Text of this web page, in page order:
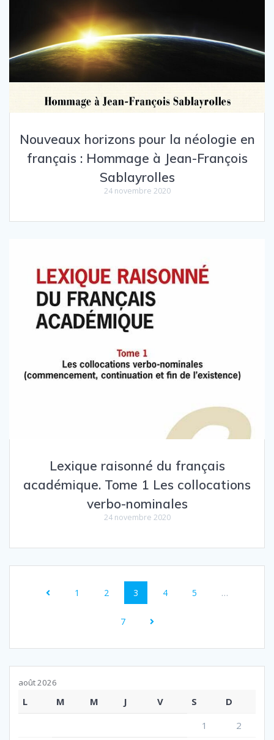
Nouveaux horizons pour la néologie en
français : Hommage à Jean-François
Sablayrolles
24 novembre 2020
Lexique raisonné du français
académique. Tome 1 Les collocations
verbo-nominales
24 novembre 2020
des
articles
Page
1 Page
2 Page
3 Page
4 Page
5 …
Page
7
août 2026
L M M J V S
D
1
2